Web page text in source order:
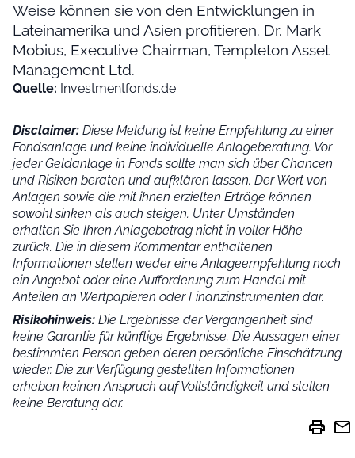
Weise können sie von den Entwicklungen in
Lateinamerika und Asien profitieren. Dr. Mark
Mobius, Executive Chairman, Templeton Asset
Management Ltd.
Quelle: Investmentfonds.de
Disclaimer: Diese Meldung ist keine Empfehlung zu einer
Fondsanlage und keine individuelle Anlageberatung. Vor
jeder Geldanlage in Fonds sollte man sich über Chancen
und Risiken beraten und aufklären lassen. Der Wert von
Anlagen sowie die mit ihnen erzielten Erträge können
sowohl sinken als auch steigen. Unter Umständen
erhalten Sie Ihren Anlagebetrag nicht in voller Höhe
zurück. Die in diesem Kommentar enthaltenen
Informationen stellen weder eine Anlageempfehlung noch
ein Angebot oder eine Aufforderung zum Handel mit
Anteilen an Wertpapieren oder Finanzinstrumenten dar.
Risikohinweis: Die Ergebnisse der Vergangenheit sind
keine Garantie für künftige Ergebnisse. Die Aussagen einer
bestimmten Person geben deren persönliche Einschätzung
wieder. Die zur Verfügung gestellten Informationen
erheben keinen Anspruch auf Vollständigkeit und stellen
keine Beratung dar.
print mail